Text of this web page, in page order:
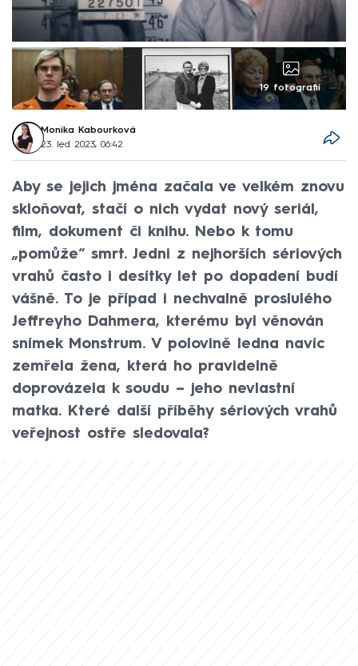
19 fotografií
Monika Kabourková
23. led 2023, 06:42
Aby se jejich jména začala ve velkém znovu
skloňovat, stačí o nich vydat nový seriál,
film, dokument či knihu. Nebo k tomu
„pomůže“ smrt. Jedni z nejhorších sériových
vrahů často i desítky let po dopadení budí
vášně. To je případ i nechvalně proslulého
Jeffreyho Dahmera, kterému byl věnován
snímek Monstrum. V polovině ledna navíc
zemřela žena, která ho pravidelně
doprovázela k soudu – jeho nevlastní
matka. Které další příběhy sériových vrahů
veřejnost ostře sledovala?